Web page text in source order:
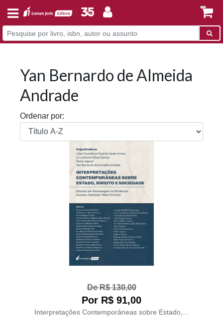
Yan Bernardo de Almeida
Andrade
Ordenar por:
De R$ 130,00
Por R$ 91,00
Interpretações Contemporâneas sobre Estado,...